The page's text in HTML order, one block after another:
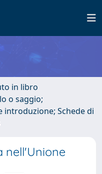
in libro
o saggio;
introduzione; Schede di
nell'Unione